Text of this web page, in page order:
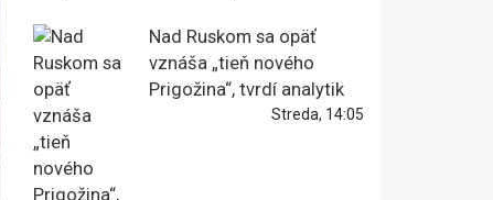
Nad Ruskom sa opäť
vznáša „tieň nového
Prigožina“, tvrdí analytik
Streda, 14:05